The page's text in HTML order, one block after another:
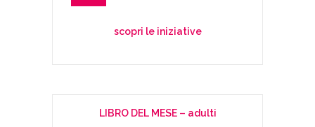
scopri le iniziative
LIBRO DEL MESE – adulti